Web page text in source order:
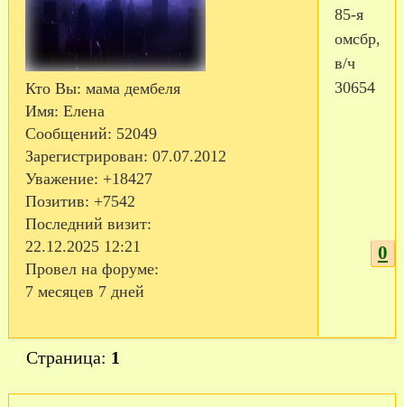
Кто Вы: мама дембеля
Имя: Елена
Сообщений: 52049
Зарегистрирован: 07.07.2012
Уважение: +18427
Позитив: +7542
Последний визит:
22.12.2025 12:21
Провел на форуме:
7 месяцев 7 дней
85-я
омсбр,
в/ч
30654
0
Страница: 1